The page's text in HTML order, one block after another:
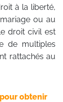
à la liberté,
ou au
droit civil est
de multiples
rattachés au
obtenir